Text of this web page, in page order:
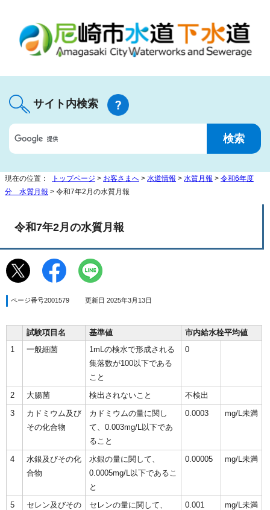
サイト内検索
現在の位置： トップページ > お客さまへ > 水道情報 > 水質月報 > 令和6年度
分 水質月報 > 令和7年2月の水質月報
令和7年2月の水質月報
ページ番号2001579 更新日 2025年3月13日
試験項目名 基準値
市内給水栓平均値
1
一般細菌
1mLの検水で形成される
集落数が100以下である
こと
0
2 大腸菌 検出されないこと
不検出
3
カドミウム及び
その化合物
カドミウムの量に関し
て、0.003mg/L以下であ
ること
0.0003 mg/L未満
4
水銀及びその化
合物
水銀の量に関して、
0.0005mg/L以下であるこ
と
0.00005 mg/L未満
5
セレン及びその
セレンの量に関して、
0.001 mg/L未満